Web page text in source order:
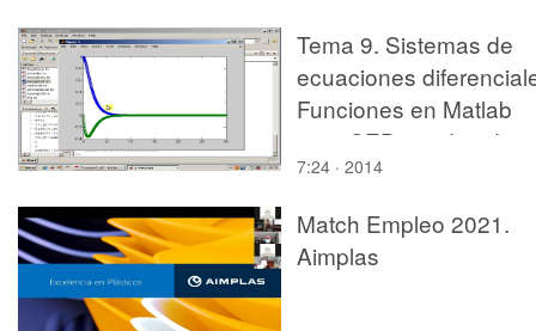
Tema 9. Sistemas de
ecuaciones
Funciones en Matlab
para SED y orden de
error.
7:24 · 2014
Match Empleo 2021.
Aimplas